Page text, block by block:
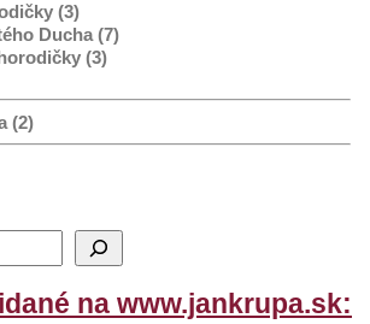
(3)
Ducha (7)
(3)
(2)
na www.jankrupa.sk: